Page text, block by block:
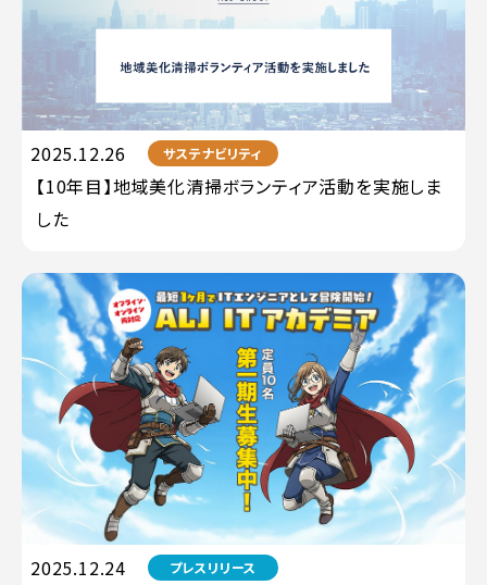
2025.12.26 サステナビリティ
【10年目】地域美化清掃ボランティア活動を実施しま
した
2025.12.24 プレスリリース